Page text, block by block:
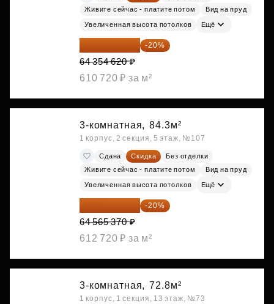
Живите сейчас - платите потом
Вид на пруд
Увеличенная высота потолков Ещё
51 483 696 ₽ -20%
64 354 620 ₽
610 720 ₽ за м²
3-комнатная, 84.3м²
1 корпус, 2 секция, 5 этаж, №107
Сдана Скидка
Без отделки
Живите сейчас - платите потом
Вид на пруд
Увеличенная высота потолков Ещё
51 652 296 ₽ -20%
64 565 370 ₽
612 720 ₽ за м²
3-комнатная, 72.8м²
1 корпус, 1 секция, 13 этаж, №73